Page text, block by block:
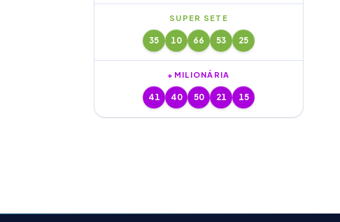
SUPER SETE
35 10 66 53 25
+MILIONÁRIA
41 40 50 21 15